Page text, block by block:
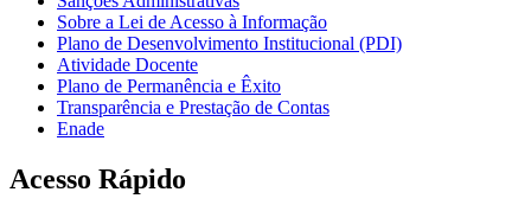
Sobre a Lei de Acesso à Informação
Plano de Desenvolvimento Institucional (PDI)
Atividade Docente
Plano de Permanência e Êxito
Transparência e Prestação de Contas
Enade
Acesso Rápido